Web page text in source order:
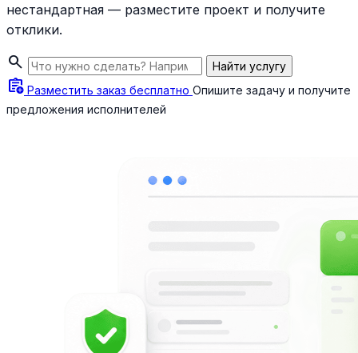
нестандартная — разместите проект и получите
отклики.
search Найти услугу
assignment_add Разместить заказ бесплатно Опишите задачу и получите
предложения исполнителей